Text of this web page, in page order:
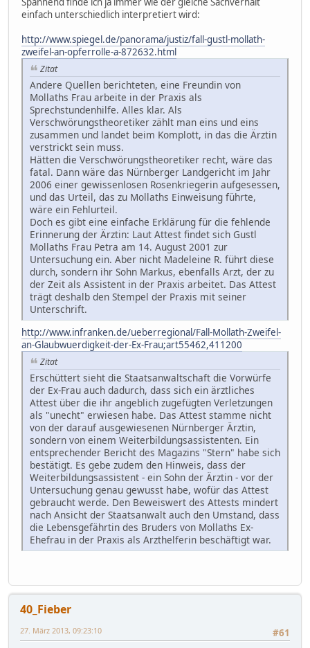
einfach unterschiedlich interpretiert wird:
http://www.spiegel.de/panorama/justiz/fall-gustl-mollath-
zweifel-an-opferrolle-a-872632.html
Zitat
Andere Quellen berichteten, eine Freundin von
Mollaths Frau arbeite in der Praxis als
Sprechstundenhilfe. Alles klar. Als
Verschwörungstheoretiker zählt man eins und eins
zusammen und landet beim Komplott, in das die Ärztin
verstrickt sein muss.
Hätten die Verschwörungstheoretiker recht, wäre das
fatal. Dann wäre das Nürnberger Landgericht im Jahr
2006 einer gewissenlosen Rosenkriegerin aufgesessen,
und das Urteil, das zu Mollaths Einweisung führte,
wäre ein Fehlurteil.
Doch es gibt eine einfache Erklärung für die fehlende
Erinnerung der Ärztin: Laut Attest findet sich Gustl
Mollaths Frau Petra am 14. August 2001 zur
Untersuchung ein. Aber nicht Madeleine R. führt diese
durch, sondern ihr Sohn Markus, ebenfalls Arzt, der zu
der Zeit als Assistent in der Praxis arbeitet. Das Attest
trägt deshalb den Stempel der Praxis mit seiner
Unterschrift.
http://www.infranken.de/ueberregional/Fall-Mollath-Zweifel-
an-Glaubwuerdigkeit-der-Ex-Frau;art55462,411200
Zitat
Erschüttert sieht die Staatsanwaltschaft die Vorwürfe
der Ex-Frau auch dadurch, dass sich ein ärztliches
Attest über die ihr angeblich zugefügten Verletzungen
als "unecht" erwiesen habe. Das Attest stamme nicht
von der darauf ausgewiesenen Nürnberger Ärztin,
sondern von einem Weiterbildungsassistenten. Ein
entsprechender Bericht des Magazins "Stern" habe sich
bestätigt. Es gebe zudem den Hinweis, dass der
Weiterbildungsassistent - ein Sohn der Ärztin - vor der
Untersuchung genau gewusst habe, wofür das Attest
gebraucht werde. Den Beweiswert des Attests mindert
nach Ansicht der Staatsanwalt auch den Umstand, dass
die Lebensgefährtin des Bruders von Mollaths Ex-
Ehefrau in der Praxis als Arzthelferin beschäftigt war.
40_Fieber
#61
27. März 2013, 09:23:10